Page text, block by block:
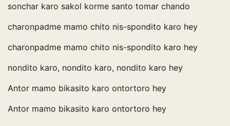
sonchar karo sakol korme santo tomar chando
charonpadme mamo chito nis-spondito karo hey
charonpadme mamo chito nis-spondito karo hey
nondito karo, nondito karo, nondito karo hey
Antor mamo bikasito karo ontortoro hey
Antor mamo bikasito karo ontortoro hey